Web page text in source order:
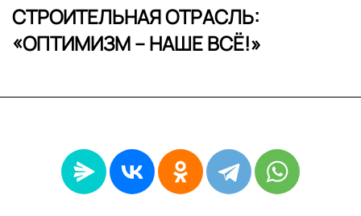
СТРОИТЕЛЬНАЯ ОТРАСЛЬ:
«ОПТИМИЗМ – НАШЕ ВСЁ!»